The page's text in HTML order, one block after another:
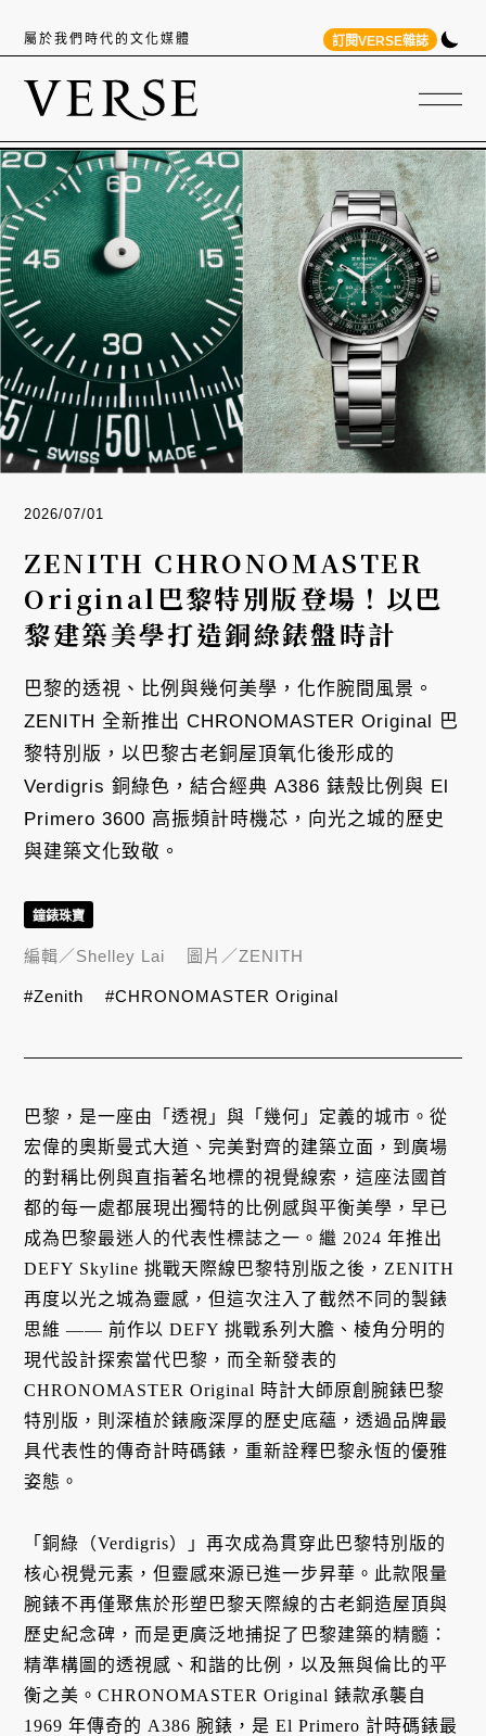
屬於我們時代的文化媒體 訂閱VERSE雜誌
2026/07/01
ZENITH CHRONOMASTER
Original巴黎特別版登場！以巴
黎建築美學打造銅綠錶盤時計
巴黎的透視、比例與幾何美學，化作腕間風景。
ZENITH 全新推出 CHRONOMASTER Original 巴
黎特別版，以巴黎古老銅屋頂氧化後形成的
Verdigris 銅綠色，結合經典 A386 錶殼比例與 El
Primero 3600 高振頻計時機芯，向光之城的歷史
與建築文化致敬。
巴黎，是一座由「透視」與「幾何」定義的城市。從
宏偉的奧斯曼式大道、完美對齊的建築立面，到廣場
的對稱比例與直指著名地標的視覺線索，這座法國首
都的每一處都展現出獨特的比例感與平衡美學，早已
成為巴黎最迷人的代表性標誌之一。繼 2024 年推出
DEFY Skyline 挑戰天際線巴黎特別版之後，ZENITH
再度以光之城為靈感，但這次注入了截然不同的製錶
思維 —— 前作以 DEFY 挑戰系列大膽、棱角分明的
現代設計探索當代巴黎，而全新發表的
CHRONOMASTER Original 時計大師原創腕錶巴黎
特別版，則深植於錶廠深厚的歷史底蘊，透過品牌最
具代表性的傳奇計時碼錶，重新詮釋巴黎永恆的優雅
姿態。
「銅綠（Verdigris）」再次成為貫穿此巴黎特別版的
核心視覺元素，但靈感來源已進一步昇華。此款限量
腕錶不再僅聚焦於形塑巴黎天際線的古老銅造屋頂與
歷史紀念碑，而是更廣泛地捕捉了巴黎建築的精髓：
精準構圖的透視感、和諧的比例，以及無與倫比的平
衡之美。CHRONOMASTER Original 錶款承襲自
1969 年傳奇的 A386 腕錶，是 El Primero 計時碼錶最
鐘錶珠寶
編輯／Shelley Lai 圖片／ZENITH
#Zenith #CHRONOMASTER Original